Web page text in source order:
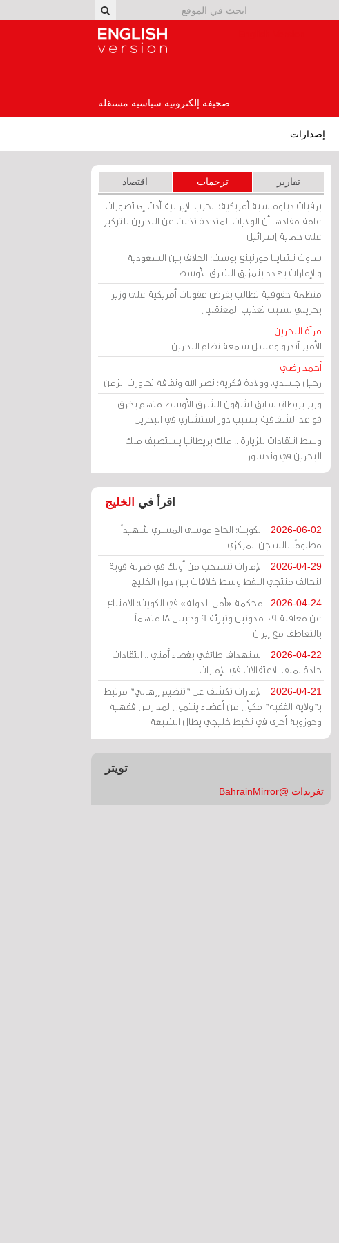
صحيفة إلكترونية سياسية مستقلة
إصدارات
تقارير ترجمات اقتصاد
برقيات دبلوماسية أمريكية: الحرب الإيرانية أدت إلى تصورات
عامة مفادها أن الولايات المتحدة تخلت عن البحرين للتركيز
على حماية إسرائيل
ساوث تشاينا مورنينغ بوست: الخلاف بين السعودية
والإمارات يهدد بتمزيق الشرق الأوسط
منظمة حقوقية تطالب بفرض عقوبات أمريكية على وزير
بحريني بسبب تعذيب المعتقلين
مرآة البحرين
الأمير أندرو وغسل سمعة نظام البحرين
أحمد رضي
رحيل جسدي، وولادة فكرية: نصر الله وثقافة تجاوزت الزمن
وزير بريطاني سابق لشؤون الشرق الأوسط متهم بخرق
قواعد الشفافية بسبب دور استشاري في البحرين
وسط انتقادات للزيارة .. ملك بريطانيا يستضيف ملك
البحرين في وندسور
اقرأ في الخليج
2026-06-02
الكويت: الحاج موسى المسري شهيداً
مظلومًا بالسجن المركزي
2026-04-29
الإمارات تنسحب من أوبك في ضربة قوية
لتحالف منتجي النفط وسط خلافات بين دول الخليج
2026-04-24
محكمة «أمن الدولة» في الكويت: الامتناع
عن معاقبة 109 مدونين وتبرئة 9 وحبس 18 متهماً
بالتعاطف مع إيران
2026-04-22
استهداف طائفي بغطاء أمني .. انتقادات
حادة لملف الاعتقالات في الإمارات
2026-04-21
الإمارات تكشف عن "تنظيم إرهابي" مرتبط
بـ"ولاية الفقيه" مكوّن من أعضاء ينتمون لمدارس فقهية
وحوزوية أخرى في تخبط خليجي يطال الشيعة
تويتر
تغريدات @BahrainMirror